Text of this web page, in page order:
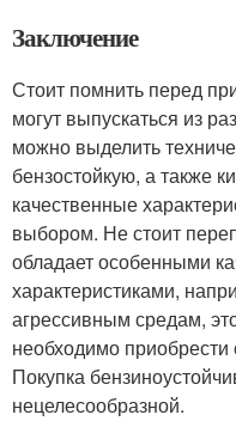
Заключение
Стоит помнить перед
могут выпускаться из
можно выделить
бензостойкую, а также
качественные
выбором. Не стоит
обладает особенными
характеристиками,
агрессивным средам,
необходимо
Покупка
нецелесообразной.